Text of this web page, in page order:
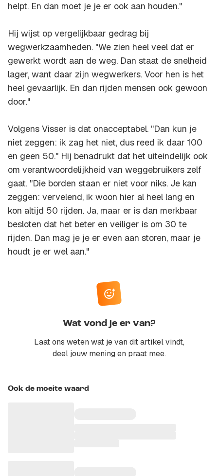
helpt. En dan moet je je er ook aan houden."
Hij wijst op vergelijkbaar gedrag bij
wegwerkzaamheden. "We zien heel veel dat er
gewerkt wordt aan de weg. Dan staat de snelheid
lager, want daar zijn wegwerkers. Voor hen is het
heel gevaarlijk. En dan rijden mensen ook gewoon
door."
Volgens Visser is dat onacceptabel. "Dan kun je
niet zeggen: ik zag het niet, dus reed ik daar 100
en geen 50." Hij benadrukt dat het uiteindelijk ook
om verantwoordelijkheid van weggebruikers zelf
gaat. "Die borden staan er niet voor niks. Je kan
zeggen: vervelend, ik woon hier al heel lang en
kon altijd 50 rijden. Ja, maar er is dan merkbaar
besloten dat het beter en veiliger is om 30 te
rijden. Dan mag je je er even aan storen, maar je
houdt je er wel aan."
Wat vond je er van?
Laat ons weten wat je van dit artikel vindt,
deel jouw mening en praat mee.
Ook de moeite waard